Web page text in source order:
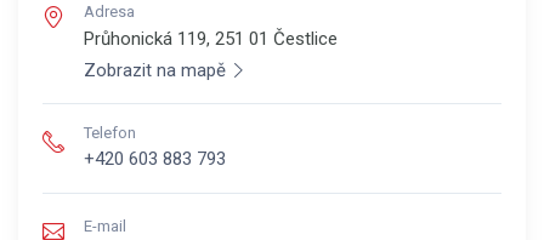
Adresa
Průhonická 119, 251 01 Čestlice
Zobrazit na mapě
Telefon
+420 603 883 793
E-mail